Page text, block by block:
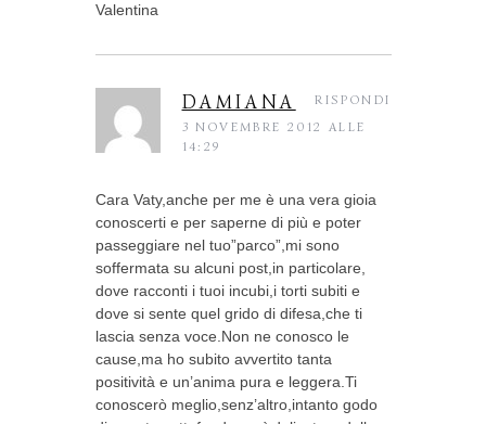
Valentina
DAMIANA
3 NOVEMBRE 2012 ALLE
14:29
Cara Vaty,anche per me è una vera gioia
conoscerti e per saperne di più e poter
passeggiare nel tuo”parco”,mi sono
soffermata su alcuni post,in particolare,
dove racconti i tuoi incubi,i torti subiti e
dove si sente quel grido di difesa,che ti
lascia senza voce.Non ne conosco le
cause,ma ho subito avvertito tanta
positività e un’anima pura e leggera.Ti
conoscerò meglio,senz’altro,intanto godo
RISPONDI